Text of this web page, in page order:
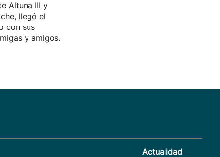
Altuna III y
llegó el
con sus
y amigos.
Actualidad